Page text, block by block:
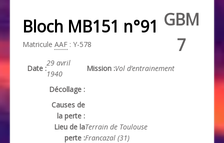
Bloch MB151 n°91
Matricule AAF : Y-578
GBM
7
Date :
29 avril
1940
Mission :Vol d’entrainement
Décollage :
Causes de
la perte :
Lieu de la
perte :
Terrain de Toulouse
Francazal (31)